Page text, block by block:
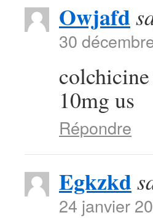
Owjafd
30
10mg us
Répondre
Egkzkd
24 janvier